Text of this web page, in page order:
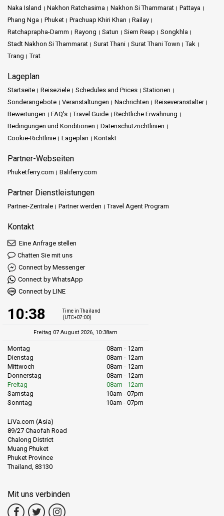
Naka Island
Nakhon Ratchasima Nakhon Si Thammarat
Pattaya
Phang Nga
Phuket Prachuap Khiri Khan
Railay
Ratchaprapha-Damm
Rayong Satun Siem Reap
Songkhla
Stadt Nakhon Si Thammarat
Surat Thani Surat Thani Town
Tak
Trang
Trat
Lageplan
Startseite Reiseziele Schedules and Prices
Stationen
Sonderangebote
Veranstaltungen Nachrichten
Reiseveranstalter
Bewertungen
FAQ's Travel Guide
Rechtliche Erwähnung
Bedingungen und Konditionen
Datenschutzrichtlinien
Cookie-Richtlinie
Lageplan Kontakt
Partner-Webseiten
Phuketferry.com Baliferry.com
Partner Dienstleistungen
Partner-Zentrale Partner werden Travel Agent Program
Kontakt
Eine Anfrage stellen
Chatten Sie mit uns
Connect by Messenger
Connect by WhatsApp
Connect by LINE
10:38
Time in Thailand
(UTC+07:00)
Freitag 07 August 2026, 10:38am
Montag
08am - 12am
Dienstag
08am - 12am
Mittwoch
08am - 12am
Donnerstag
08am - 12am
Freitag
08am - 12am
Samstag
10am - 07pm
Sonntag
10am - 07pm
LiVa.com (Asia)
89/27 Chaofah Road
Chalong District
Muang Phuket
Phuket Province
Thailand, 83130
Mit uns verbinden